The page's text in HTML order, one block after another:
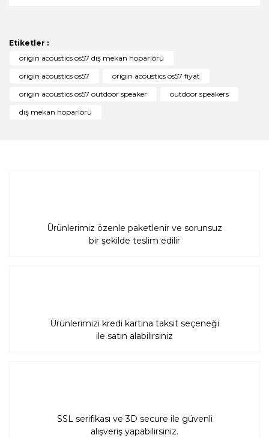
Yorum Yaz
Ürün bilgilerinde hatalar bulunuyor.
Ürün fiyatı diğer sitelerden daha pahalı.
Etiketler :
origin acoustics os57 dış mekan hoparlörü
origin acoustics os57
origin acoustics os57 fiyat
origin acoustics os57 outdoor speaker
outdoor speakers
dış mekan hoparlörü
Ürünlerimiz özenle paketlenir ve sorunsuz
bir şekilde teslim edilir
Ürünlerimizi kredi kartına taksit seçeneği
ile satın alabilirsiniz
SSL serifikası ve 3D secure ile güvenli
alışveriş yapabilirsiniz.